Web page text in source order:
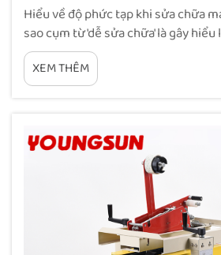
Hiểu về độ phức tạp khi sửa chữa
sao cụm từ 'dễ sửa chữa' là gây
tích hợp điện – cơ. Máy đóng đai
điều khiển điện với các bộ phận cơ
đến những vấn đề...
XEM THÊM